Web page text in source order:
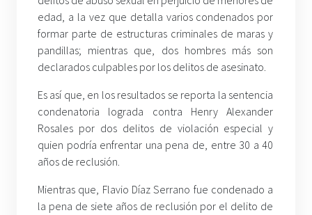
edad, a la vez que detalla varios condenados por
formar parte de estructuras criminales de maras y
pandillas; mientras que, dos hombres más son
declarados culpables por los delitos de asesinato.
Es así que, en los resultados se reporta la sentencia
condenatoria lograda contra Henry Alexander
Rosales por dos delitos de violación especial y
quien podría enfrentar una pena de, entre 30 a 40
años de reclusión.
Mientras que, Flavio Díaz Serrano fue condenado a
la pena de siete años de reclusión por el delito de